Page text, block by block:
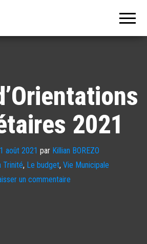
2021
août 2021 par Killian BOREZO
Trinité, Le budget, Vie Municipale
un commentaire